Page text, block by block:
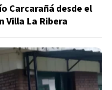
Carcarañá desde el
Villa La Ribera